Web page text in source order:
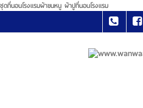
ชุดที่นอนโรงแรมผ้าขนหนู ผ้าปูที่นอนโรงแรม